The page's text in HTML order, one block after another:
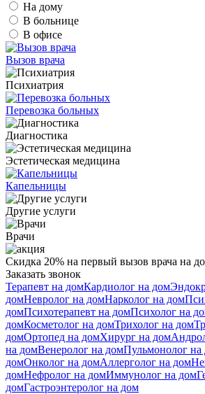
На дому
В больнице
В офисе
Вызов врача
Психиатрия
Перевозка больных
Диагностика
Эстетическая медицина
Капельницы
Другие услуги
Врачи
Скидка 20% на первый вызов врача на
Заказать звонок
Терапевт на домКардиолог на дом
домНевролог на домНарколог на дом
домПсихотерапевт на домПсихолог на
домКосметолог на домТрихолог на дом
домОртопед на домХирург на дом
на домВенеролог на домПульмонолог на
домОнколог на домАллерголог на дом
домНефролог на домИммунолог на дом
домГастроэнтеролог на дом